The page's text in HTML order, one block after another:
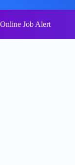
to
content
Online Job Alert